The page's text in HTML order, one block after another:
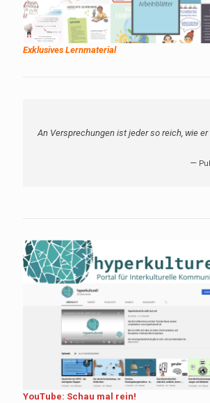
Exklusives Lernmaterial
An Versprechungen ist jeder so reich, wie er
—
YouTube: Schau mal rein!